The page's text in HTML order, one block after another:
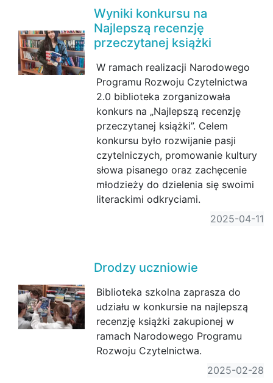
Wyniki konkursu na
Najlepszą recenzję
przeczytanej książki
W ramach realizacji Narodowego
Programu Rozwoju Czytelnictwa
2.0 biblioteka zorganizowała
konkurs na „Najlepszą recenzję
przeczytanej książki”. Celem
konkursu było rozwijanie pasji
czytelniczych, promowanie kultury
słowa pisanego oraz zachęcenie
młodzieży do dzielenia się swoimi
literackimi odkryciami.
2025-04-11
Drodzy uczniowie
Biblioteka szkolna zaprasza do
udziału w konkursie na najlepszą
recenzję książki zakupionej w
ramach Narodowego Programu
Rozwoju Czytelnictwa.
2025-02-28